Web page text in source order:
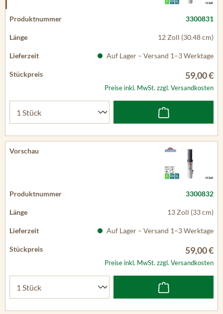
3300831
12 Zoll (30.48 cm)
Auf Lager – Versand 1–3 Werktage
59,00 €
Preise inkl. MwSt. zzgl. Versandkosten
3300832
13 Zoll (33 cm)
Auf Lager – Versand 1–3 Werktage
59,00 €
Preise inkl. MwSt. zzgl. Versandkosten